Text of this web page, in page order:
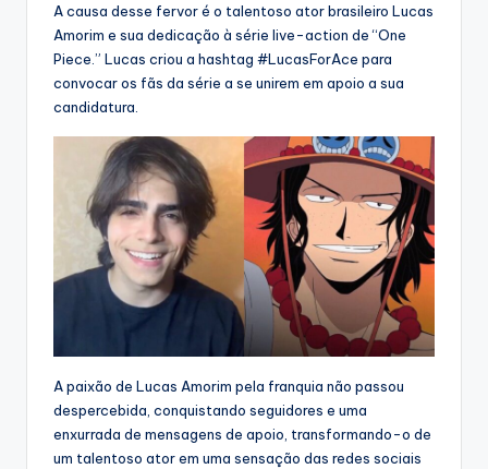
A causa desse fervor é o talentoso ator brasileiro Lucas
Amorim e sua dedicação à série live-action de “One
Piece.” Lucas criou a hashtag #LucasForAce para
convocar os fãs da série a se unirem em apoio a sua
candidatura.
A paixão de Lucas Amorim pela franquia não passou
despercebida, conquistando seguidores e uma
enxurrada de mensagens de apoio, transformando-o de
um talentoso ator em uma sensação das redes sociais